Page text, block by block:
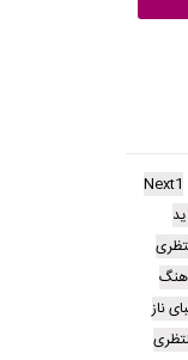
Next1
ناز